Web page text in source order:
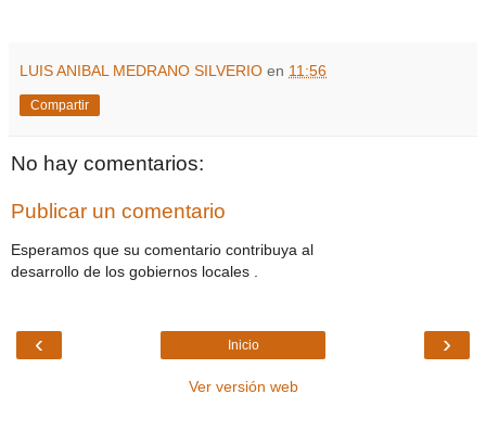
LUIS ANIBAL MEDRANO SILVERIO en 11:56
Compartir
No hay comentarios:
Publicar un comentario
Esperamos que su comentario contribuya al
desarrollo de los gobiernos locales .
‹ ›
Inicio
Ver versión web